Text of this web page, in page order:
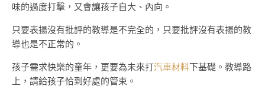
味的過度打擊，又會讓孩子自大、內向。
只要表揚沒有批評的教導是不完全的，只要批評沒有表揚的教
導也是不正常的。
孩子需求快樂的童年，更要為未來打汽車材料下基礎。教導路
上，請給孩子恰到好處的管束。